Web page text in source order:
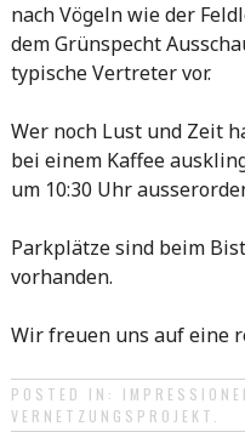
nach Vögeln wie der
dem Grünspecht
typische Vertreter vor.
Wer noch Lust und Zeit
bei einem Kaffee
um 10:30 Uhr
Parkplätze sind beim
vorhanden.
Wir freuen uns auf eine
POSTED IN:
VERNETZUNGSPROJEKT